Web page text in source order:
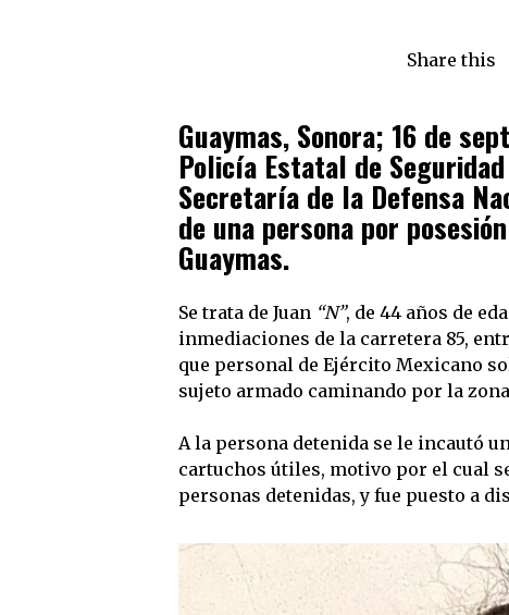
Share this
Guaymas, Sonora; 16 de
Policía Estatal de
Secretaría de la Defensa
de una persona por
Guaymas.
Se trata de Juan “N”, de 44 años de
inmediaciones de la carretera 85,
que personal de Ejército Mexicano
sujeto armado caminando por la
A la persona detenida se le incautó
cartuchos útiles, motivo por el cual
personas detenidas, y fue puesto a